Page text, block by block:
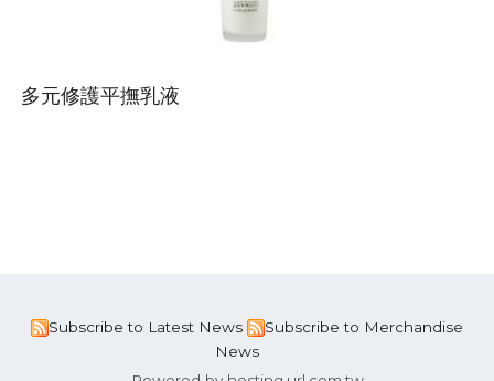
多元修護平撫乳液
Subscribe to Latest News
Subscribe to Merchandise
News